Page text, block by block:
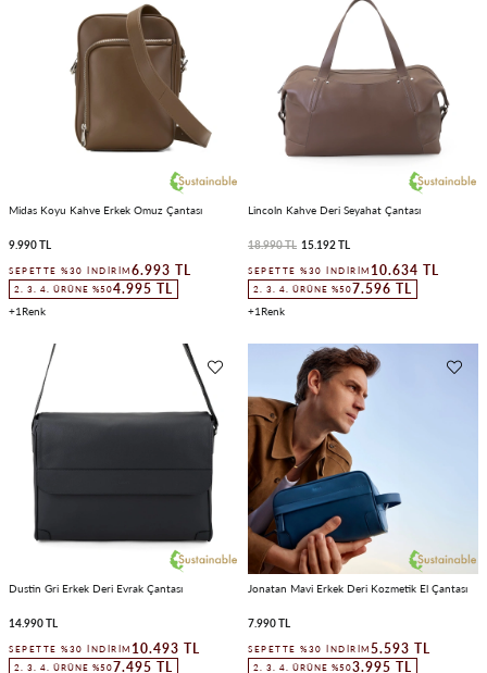
Midas Koyu Kahve Erkek Omuz Çantası
9.990 TL
SEPETTE %30 İNDIRIM 6.993 TL
2. 3. 4. ÜRÜNE %504.995 TL
1
Lincoln Kahve Deri Seyahat Çantası
15.192 TL
18.990 TL
SEPETTE %30 İNDIRIM 10.634 TL
2. 3. 4. ÜRÜNE %507.596 TL
1
Dustin Gri Erkek Deri Evrak Çantası
14.990 TL
SEPETTE %30 İNDIRIM 10.493 TL
2. 3. 4. ÜRÜNE %507.495 TL
Jonatan Mavi Erkek Deri Kozmetik El Çantası
7.990 TL
SEPETTE %30 İNDIRIM 5.593 TL
2. 3. 4. ÜRÜNE %503.995 TL